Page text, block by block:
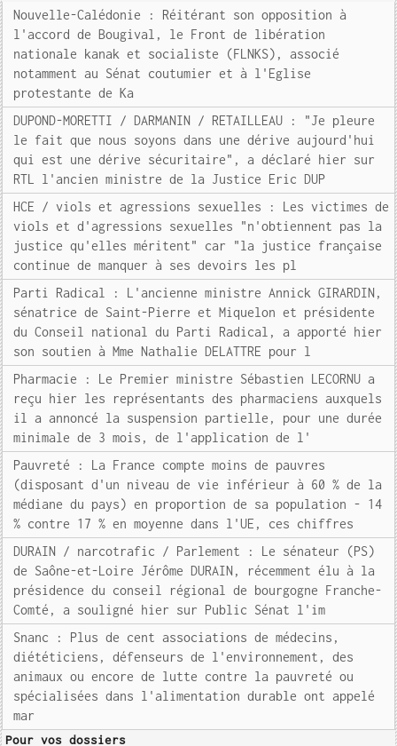
Nouvelle-Calédonie : Réitérant son opposition à
l'accord de Bougival, le Front de libération
nationale kanak et socialiste (FLNKS), associé
notamment au Sénat coutumier et à l'Eglise
protestante de Ka
DUPOND-MORETTI / DARMANIN / RETAILLEAU : "Je pleure
le fait que nous soyons dans une dérive aujourd'hui
qui est une dérive sécuritaire", a déclaré hier sur
RTL l'ancien ministre de la Justice Eric DUP
HCE / viols et agressions sexuelles : Les victimes de
viols et d'agressions sexuelles "n'obtiennent pas la
justice qu'elles méritent" car "la justice française
continue de manquer à ses devoirs les pl
Parti Radical : L'ancienne ministre Annick GIRARDIN,
sénatrice de Saint-Pierre et Miquelon et présidente
du Conseil national du Parti Radical, a apporté hier
son soutien à Mme Nathalie DELATTRE pour l
Pharmacie : Le Premier ministre Sébastien LECORNU a
reçu hier les représentants des pharmaciens auxquels
il a annoncé la suspension partielle, pour une durée
minimale de 3 mois, de l'application de l'
Pauvreté : La France compte moins de pauvres
(disposant d'un niveau de vie inférieur à 60 % de la
médiane du pays) en proportion de sa population - 14
% contre 17 % en moyenne dans l'UE, ces chiffres
DURAIN / narcotrafic / Parlement : Le sénateur (PS)
de Saône-et-Loire Jérôme DURAIN, récemment élu à la
présidence du conseil régional de bourgogne Franche-
Comté, a souligné hier sur Public Sénat l'im
Snanc : Plus de cent associations de médecins,
diététiciens, défenseurs de l'environnement, des
animaux ou encore de lutte contre la pauvreté ou
spécialisées dans l'alimentation durable ont appelé
mar
Pour vos dossiers